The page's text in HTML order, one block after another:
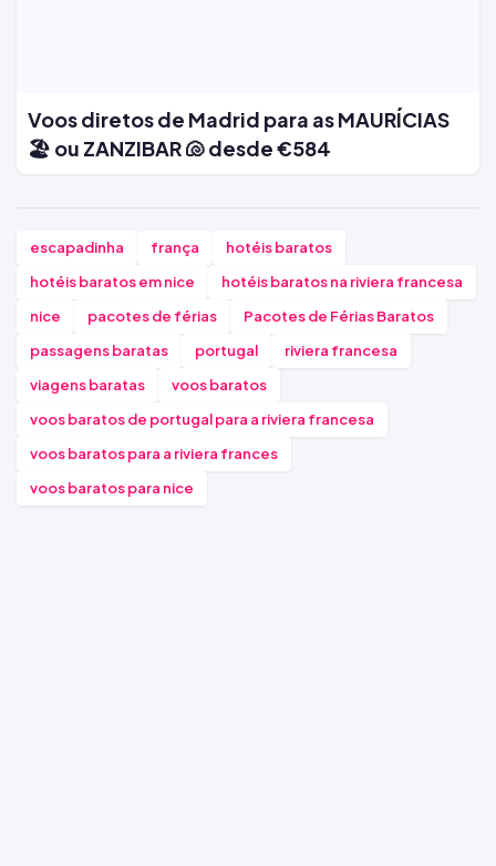
Voos diretos de Madrid para as MAURÍCIAS
🏖️ ou ZANZIBAR 🐚 desde €584
escapadinha frança
hotéis baratos
hotéis baratos em nice
hotéis baratos na riviera francesa
nice
pacotes de férias
Pacotes de Férias Baratos
passagens baratas
portugal
riviera francesa
viagens baratas
voos baratos
voos baratos de portugal para a riviera francesa
voos baratos para a riviera frances
voos baratos para nice